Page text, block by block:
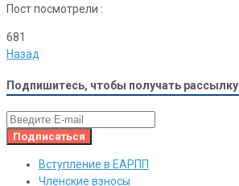
Пост посмотрели :
681
Назад
Подпишитесь, чтобы получать рассылку
Вступление в ЕАРПП
Членские взносы